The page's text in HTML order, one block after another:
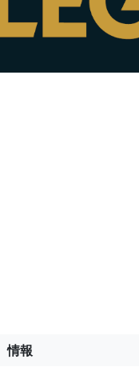
情報